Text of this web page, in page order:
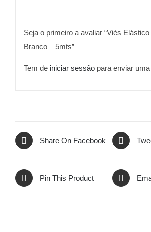
Seja o primeiro a avaliar “Viés
Branco – 5mts”
Tem de iniciar sessãopara enviar uma
Share On Facebook
Pin This Product